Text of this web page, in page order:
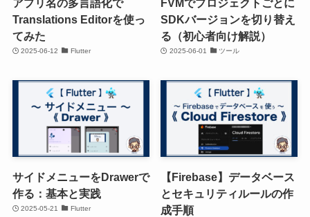
アプリ名の多言語化で
Translations Editorを使っ
てみた
2025-06-12 Flutter
FVMでプロジェクトごとに
SDKバージョンを切り替え
る（初心者向け解説）
2025-06-01 ツール
サイドメニューをDrawerで
作る：基本と実践
2025-05-21 Flutter
【Firebase】データベース
とセキュリティルールの作
成手順